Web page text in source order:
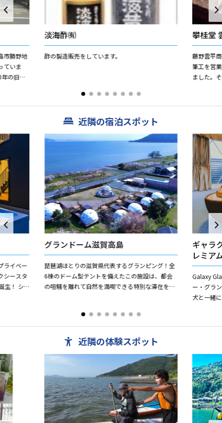
市勝野地
ていま
の旧商
淡海酢㈲
酢の製造販売をしています。
攀桂堂
藤野雲平
筆工を営
ました。
近隣の宿泊スポット
ライベー
シースタ
生！ シ
グランドーム滋賀高島
琵琶湖ほとりの滋賀県代表するグランピング！全
6棟のドーム型テントを備えたこの施設は、都会
の喧騒を離れて自然を満喫できる特別な滞在を提
ギャラ
レミア
Galaxy
ー・グラ
犬と一緒
近隣の体験スポット